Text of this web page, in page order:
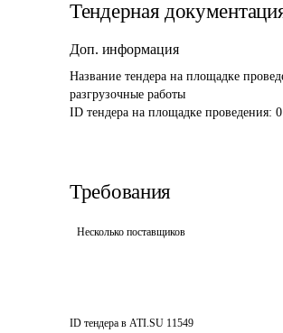
Тендерная
Доп. информация
Название тендера на площадке
разгрузочные работы
ID тендера на площадке проведения:
Требования
Несколько поставщиков
ID тендера в ATI.SU 11549